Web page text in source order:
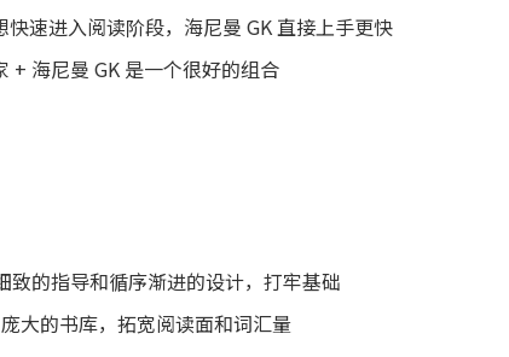
速进入阅读阶段，海尼曼 GK 直接上手更快
+ 海尼曼 GK 是一个很好的组合
致的指导和循序渐进的设计，打牢基础
大的书库，拓宽阅读面和词汇量